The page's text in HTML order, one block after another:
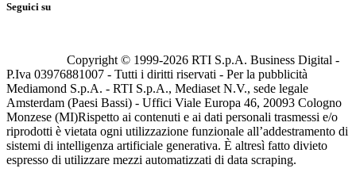
Seguici su
Copyright © 1999-2026 RTI S.p.A. Business Digital -
P.Iva 03976881007 - Tutti i diritti riservati - Per la pubblicità
Mediamond S.p.A. - RTI S.p.A., Mediaset N.V., sede legale
Amsterdam (Paesi Bassi) - Uffici Viale Europa 46, 20093 Cologno
Monzese (MI)Rispetto ai contenuti e ai dati personali trasmessi e/o
riprodotti è vietata ogni utilizzazione funzionale all’addestramento di
sistemi di intelligenza artificiale generativa. È altresì fatto divieto
espresso di utilizzare mezzi automatizzati di data scraping.